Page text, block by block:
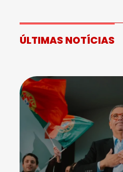
ÚLTIMAS NOTÍCIAS